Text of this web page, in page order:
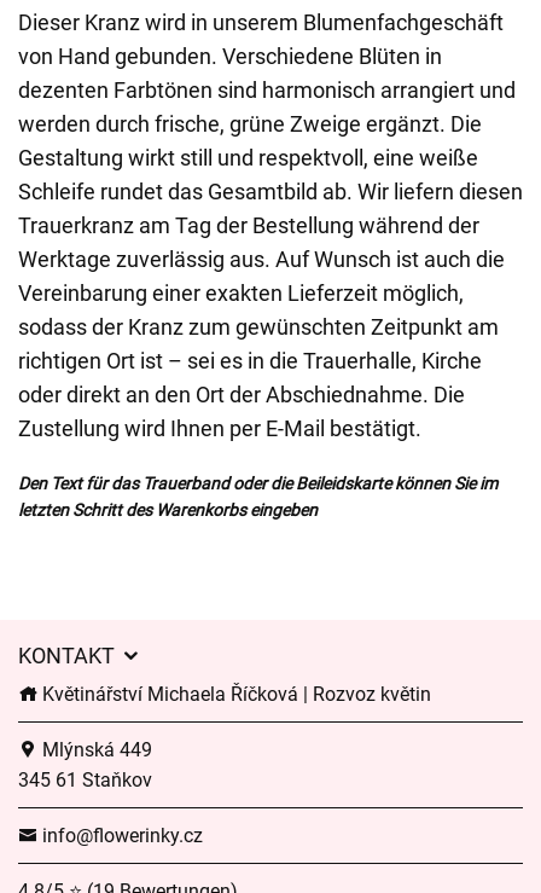
Dieser Kranz wird in unserem Blumenfachgeschäft
von Hand gebunden. Verschiedene Blüten in
dezenten Farbtönen sind harmonisch arrangiert und
werden durch frische, grüne Zweige ergänzt. Die
Gestaltung wirkt still und respektvoll, eine weiße
Schleife rundet das Gesamtbild ab. Wir liefern diesen
Trauerkranz am Tag der Bestellung während der
Werktage zuverlässig aus. Auf Wunsch ist auch die
Vereinbarung einer exakten Lieferzeit möglich,
sodass der Kranz zum gewünschten Zeitpunkt am
richtigen Ort ist – sei es in die Trauerhalle, Kirche
oder direkt an den Ort der Abschiednahme. Die
Zustellung wird Ihnen per E-Mail bestätigt.
Den Text für das Trauerband oder die Beileidskarte können Sie im
letzten Schritt des Warenkorbs eingeben
KONTAKT
Květinářství Michaela Říčková | Rozvoz květin
Mlýnská 449
345 61 Staňkov
info@flowerinky.cz